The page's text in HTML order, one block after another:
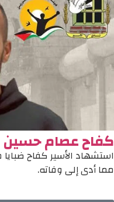
كفاح عصام حسين
استشهاد الأسير كفاح ضبايا
مما أدى إلى وفاته.